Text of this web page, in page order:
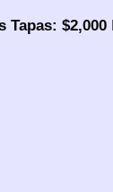
Tapas: $2,000